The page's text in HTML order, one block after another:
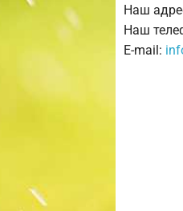
Наш
Наш
E-mail: